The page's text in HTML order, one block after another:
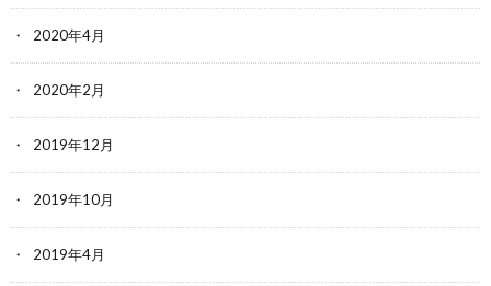
2020年4月
2020年2月
2019年12月
2019年10月
2019年4月